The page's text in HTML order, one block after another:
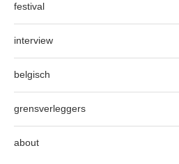
festival
interview
belgisch
grensverleggers
about